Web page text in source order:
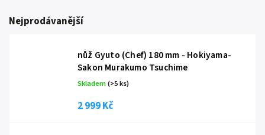
Nejprodávanější
nůž Gyuto (Chef) 180 mm - Hokiyama-
Sakon Murakumo Tsuchime
Skladem(>5 ks)
2 999 Kč